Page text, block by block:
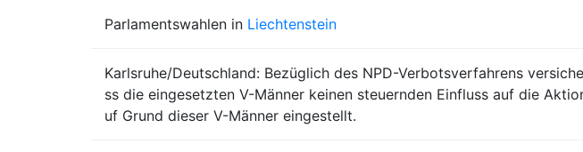
Parlamentswahlen in Liechtenstein
Karlsruhe/Deutschland: Bezüglich des NPD-Verbotsverfahrens
ss die eingesetzten V-Männer keinen steuernden Einfluss auf die
uf Grund dieser V-Männer eingestellt.